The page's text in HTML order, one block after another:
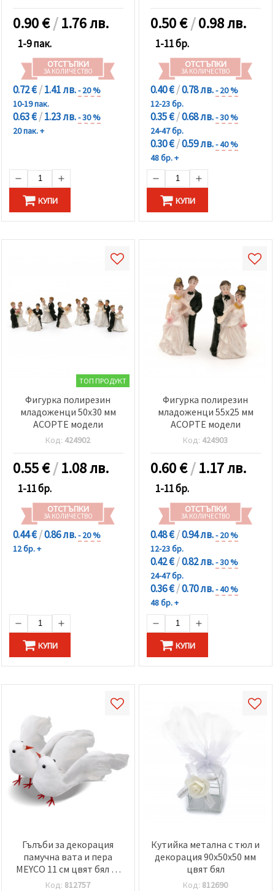
0.90€/1.76 лв.
1-9 пак.
ОТСТЪПКИ
ЗА КОЛИЧЕСТВО
0.72 €/1.41 лв.- 20 %
10-19 пак.
0.63 €/1.23 лв.- 30 %
20 пак. +
КУПИ
0.50€/0.98 лв.
1-11 бр.
ОТСТЪПКИ
ЗА КОЛИЧЕСТВО
0.40 €/0.78 лв.- 20 %
12-23 бр.
0.35 €/0.68 лв.- 30 %
24-47 бр.
0.30 €/0.59 лв.- 40 %
48 бр. +
КУПИ
ТОП ПРОДУКТ
Фигурка полирезин
младоженци 50x30 мм
АСОРТЕ модели
Код: 424902
0.55€/1.08 лв.
1-11 бр.
ОТСТЪПКИ
ЗА КОЛИЧЕСТВО
0.44 €/0.86 лв.- 20 %
12 бр. +
КУПИ
Фигурка полирезин
младоженци 55x25 мм
АСОРТЕ модели
Код: 424903
0.60€/1.17 лв.
1-11 бр.
ОТСТЪПКИ
ЗА КОЛИЧЕСТВО
0.48 €/0.94 лв.- 20 %
12-23 бр.
0.42 €/0.82 лв.- 30 %
24-47 бр.
0.36 €/0.70 лв.- 40 %
48 бр. +
КУПИ
Гълъби за декорация
памучна вата и пера
MEYCO 11 см цвят бял -2
броя
Код: 812757
Кутийка метална с тюл и
декорация 90x50x50 мм
цвят бял
Код: 812690